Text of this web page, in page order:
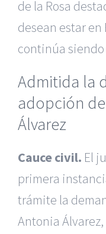
de la Rosa
desean estar en
continúa
Admitida la
adopción
Álvarez
Cauce civil. El
primera
trámite la
Antonia